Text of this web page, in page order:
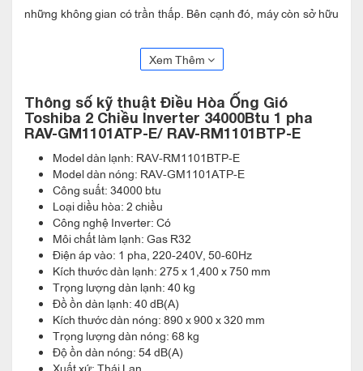
những không gian có trần thấp. Bên cạnh đó, máy còn sở hữu
thẩm mỹ cho không gian của bạn.
Công nghệ Inverter tiết kiệm điện
Điều Hòa Ống Gió Toshiba 2 Chiều Inverter 34000Btu 1 pha
RAV-GM1101ATP-E/ RAV-RM1101BTP-E được trang bị công
nghệ Inverter ngoài khả năng tiết kiệm điện tối ưu, công nghệ
Xem Thêm
Thông số kỹ thuật Điều Hòa Ống Gió
Toshiba 2 Chiều Inverter 34000Btu 1 pha
RAV-GM1101ATP-E/ RAV-RM1101BTP-E
Model dàn lạnh: RAV-RM1101BTP-E
Model dàn nóng: RAV-GM1101ATP-E
Công suất: 34000 btu
Loại diều hòa: 2 chiều
Công nghệ Inverter: Có
Môi chất làm lạnh: Gas R32
Điện áp vào: 1 pha, 220-240V, 50-60Hz
Kích thước dàn lạnh: 275 x 1,400 x 750 mm
Trọng lượng dàn lạnh: 40 kg
Đồ ồn dàn lạnh: 40 dB(A)
Kích thước dàn nóng: 890 x 900 x 320 mm
Trọng lượng dàn nóng: 68 kg
Độ ồn dàn nóng: 54 dB(A)
Xuất xứ: Thái Lan